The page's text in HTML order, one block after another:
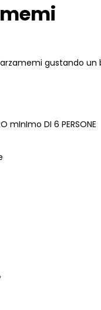
gustando
mInImo DI 6 PERSONE